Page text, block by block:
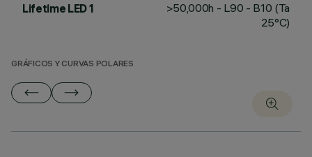
Lifetime LED 1
>50,000h - L90 - B10 (Ta
25°C)
GRÁFICOS Y CURVAS POLARES